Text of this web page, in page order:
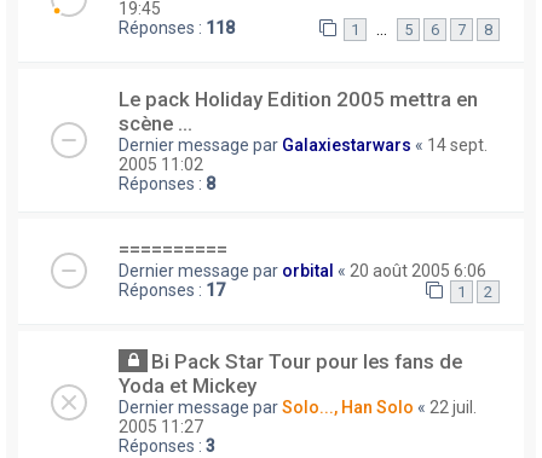
19:45
Réponses : 118 1 5 6 7 8
Le pack Holiday Edition 2005 mettra en
scène ...
Dernier message par Galaxiestarwars « 14 sept.
2005 11:02
Réponses : 8
==========
Dernier message par orbital « 20 août 2005 6:06
Réponses : 17 1 2
Bi Pack Star Tour pour les fans de
Yoda et Mickey
Dernier message parSolo..., Han Solo « 22 juil.
2005 11:27
Réponses : 3